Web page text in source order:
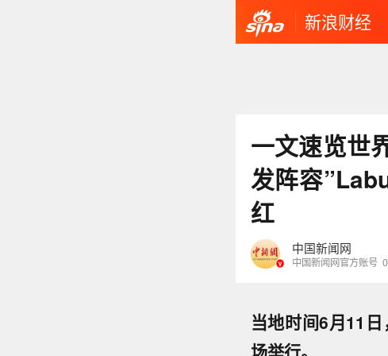
新浪财经
一文速览世
发阵容
红
中国新闻网
中国新闻网官方账号
当地时间6月11